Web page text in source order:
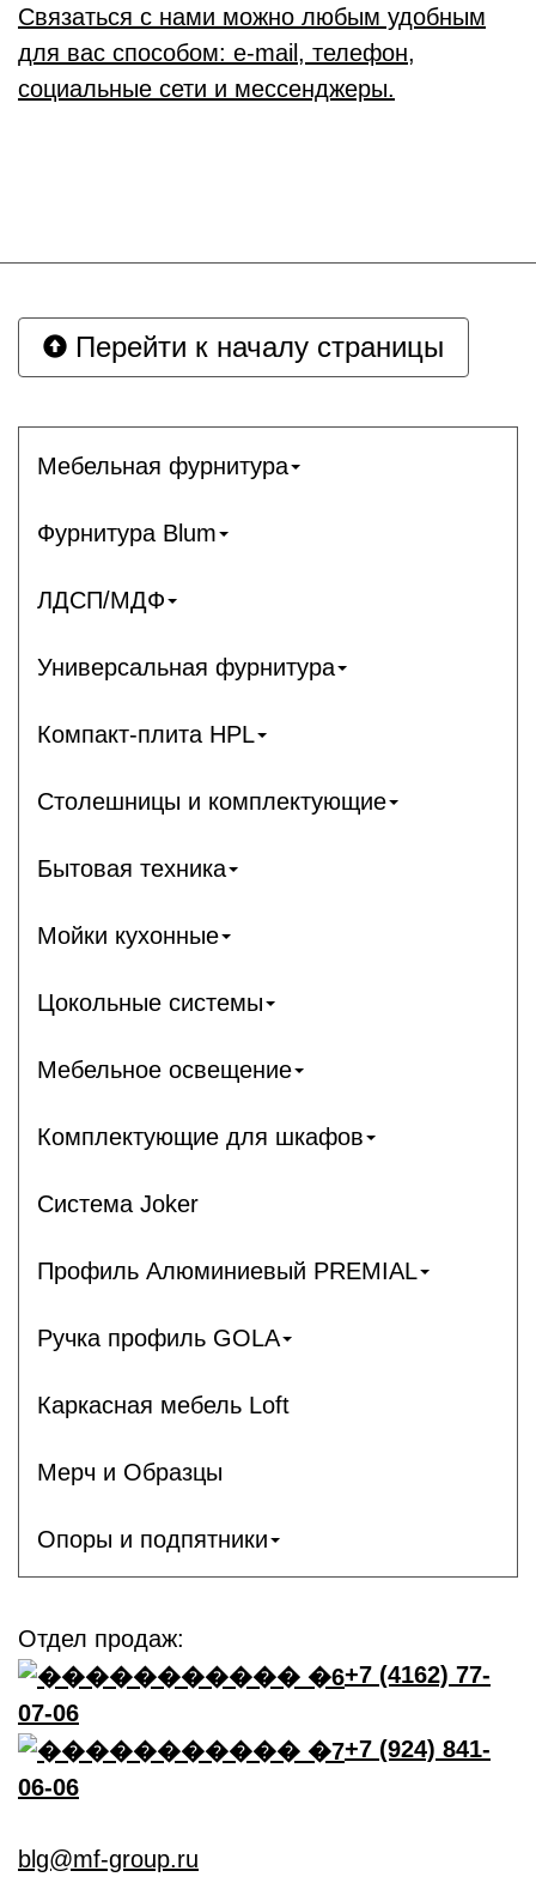
Связаться с нами можно любым удобным
для вас способом: e-mail, телефон,
социальные сети и мессенджеры.
Перейти к началу страницы
Мебельная фурнитура
Фурнитура Blum
ЛДСП/МДФ
Универсальная фурнитура
Компакт-плита HPL
Столешницы и комплектующие
Бытовая техника
Мойки кухонные
Цокольные системы
Мебельное освещение
Комплектующие для шкафов
Система Joker
Профиль Алюминиевый PREMIAL
Ручка профиль GOLA
Каркасная мебель Loft
Мерч и Образцы
Опоры и подпятники
Отдел продаж:
+7 (4162) 77-
07-06
+7 (924) 841-
06-06
blg@mf-group.ru